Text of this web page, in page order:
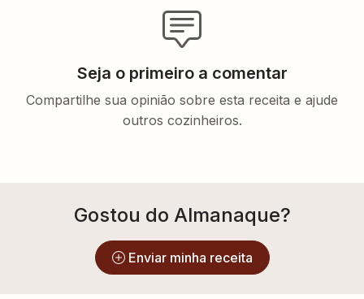
Seja o primeiro a comentar
Compartilhe sua opinião sobre esta receita e ajude
outros cozinheiros.
Gostou do Almanaque?
Enviar minha receita